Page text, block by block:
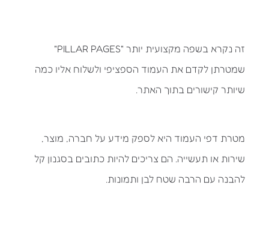
זה נקרא בשפה מקצועית יותר "PILLAR PAGES"
שמטרתן לקדם את העמוד הספציפי ולשלוח אליו כמה
שיותר קישורים בתוך האתר.
מטרת דפי העמוד היא לספק מידע על חברה, מוצר,
שירות או תעשייה. הם צריכים להיות כתובים בסגנון קל
להבנה עם הרבה שטח לבן ותמונות.